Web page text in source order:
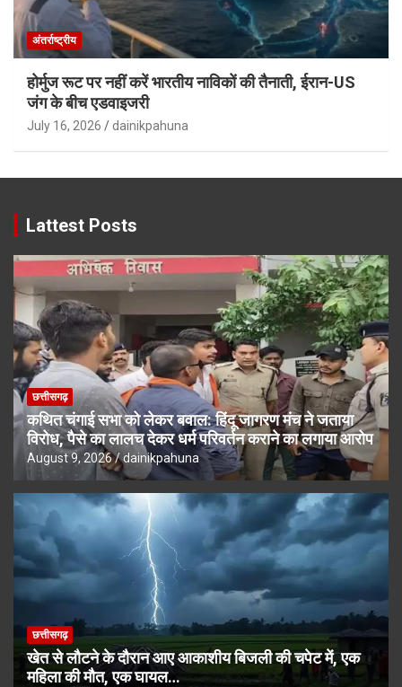
अंतर्राष्ट्रीय
होर्मुज रूट पर नहीं करें भारतीय नाविकों की तैनाती, ईरान-US
जंग के बीच एडवाइजरी
July 16, 2026 dainikpahuna
Lattest Posts
छत्तीसगढ़
कथित चंगाई सभा को लेकर बवाल: हिंदू जागरण मंच ने जताया
विरोध, पैसे का लालच देकर धर्म परिवर्तन कराने का लगाया आरोप
August 9, 2026 dainikpahuna
छत्तीसगढ़
खेत से लौटने के दौरान आए आकाशीय बिजली की चपेट में, एक
महिला की मौत, एक घायल…